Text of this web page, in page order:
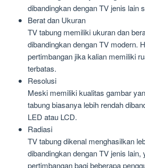
dibandingkan dengan TV jenis lain
Berat dan Ukuran
TV tabung memiliki ukuran dan
dibandingkan dengan TV modern.
pertimbangan jika kalian memiliki
terbatas.
Resolusi
Meski memiliki kualitas gambar
tabung biasanya lebih rendah
LED atau LCD.
Radiasi
TV tabung dikenal menghasilkan
dibandingkan dengan TV jenis lain,
pertimbangan bagi beberapa